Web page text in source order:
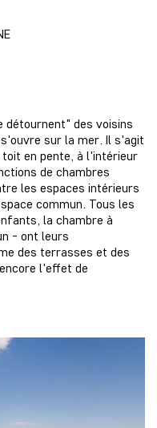
détournent" des voisins
sur la mer. Il s'agit
en pente, à l'intérieur
de chambres
les espaces intérieurs
commun. Tous les
la chambre à
- ont leurs
des terrasses et des
l'effet de